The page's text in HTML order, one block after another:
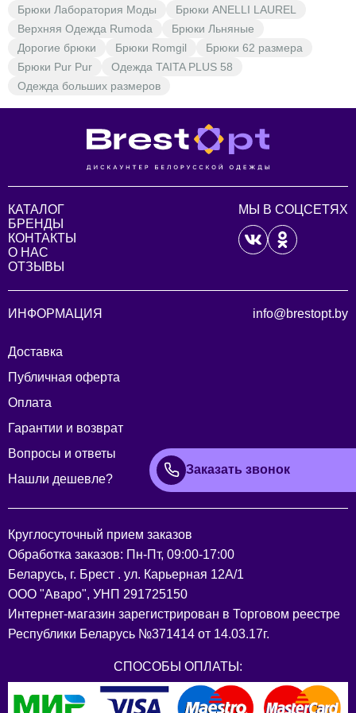
Брюки Лаборатория Моды
Брюки ANELLI LAUREL
Верхняя Одежда Rumoda
Брюки Льняные
Дорогие брюки
Брюки Romgil
Брюки 62 размера
Брюки Pur Pur
Одежда TAITA PLUS 58
Одежда больших размеров
КАТАЛОГ
БРЕНДЫ
КОНТАКТЫ
О НАС
ОТЗЫВЫ
МЫ В СОЦСЕТЯХ
ИНФОРМАЦИЯ
Доставка
Публичная оферта
Оплата
Гарантии и возврат
Вопросы и ответы
Нашли дешевле?
info@brestopt.by
Заказать звонок
Круглосуточный прием заказов
Обработка заказов: Пн-Пт, 09:00-17:00
Беларусь, г. Брест . ул. Карьерная 12А/1
ООО "Аваро", УНП 291725150
Интернет-магазин зарегистрирован в Торговом реестре
Республики Беларусь №371414 от 14.03.17г.
СПОСОБЫ ОПЛАТЫ: